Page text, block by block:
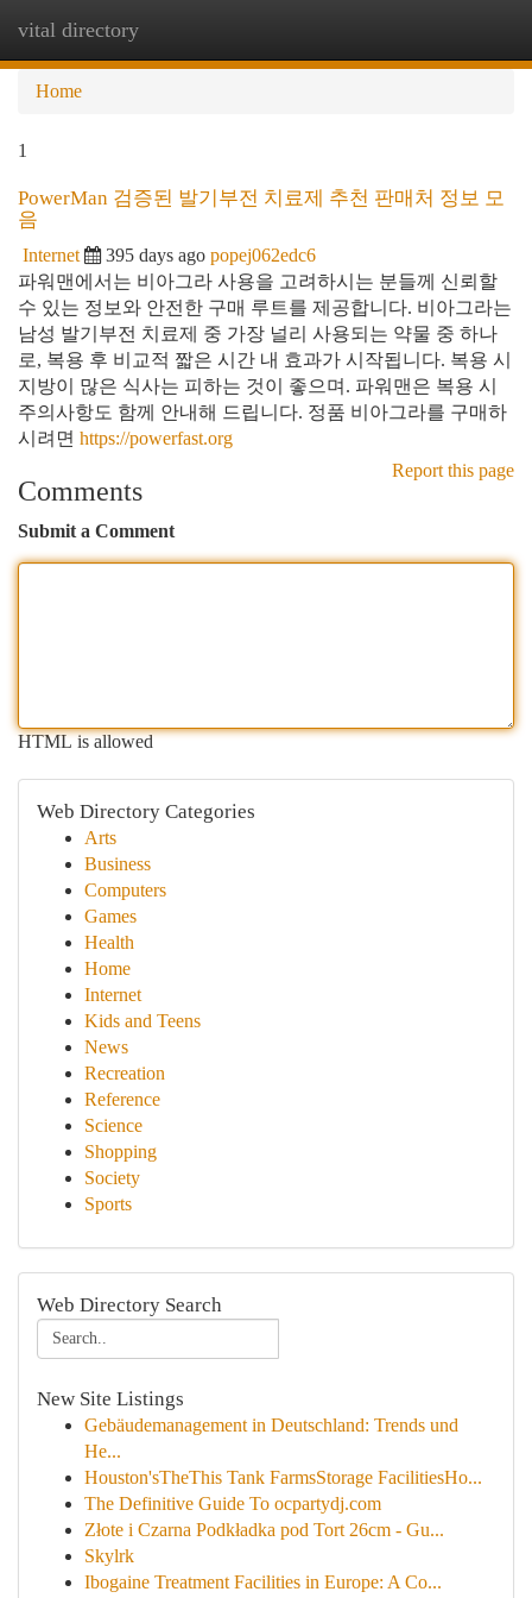
vital directory
Home
1
PowerMan 검증된 발기부전 치료제 추천 판매처 정보 모
음
Internet 395 days ago popej062edc6
파워맨에서는 비아그라 사용을 고려하시는 분들께 신뢰할
수 있는 정보와 안전한 구매 루트를 제공합니다. 비아그라는
남성 발기부전 치료제 중 가장 널리 사용되는 약물 중 하나
로, 복용 후 비교적 짧은 시간 내 효과가 시작됩니다. 복용 시
지방이 많은 식사는 피하는 것이 좋으며. 파워맨은 복용 시
주의사항도 함께 안내해 드립니다. 정품 비아그라를 구매하
시려면 https://powerfast.org
Report this page
Comments
Submit a Comment
HTML is allowed
Web Directory Categories
Arts
Business
Computers
Games
Health
Home
Internet
Kids and Teens
News
Recreation
Reference
Science
Shopping
Society
Sports
Web Directory Search
New Site Listings
Gebäudemanagement in Deutschland: Trends und
He...
Houston'sTheThis Tank FarmsStorage FacilitiesHo...
The Definitive Guide To ocpartydj.com
Złote i Czarna Podkładka pod Tort 26cm - Gu...
Skylrk
Ibogaine Treatment Facilities in Europe: A Co...